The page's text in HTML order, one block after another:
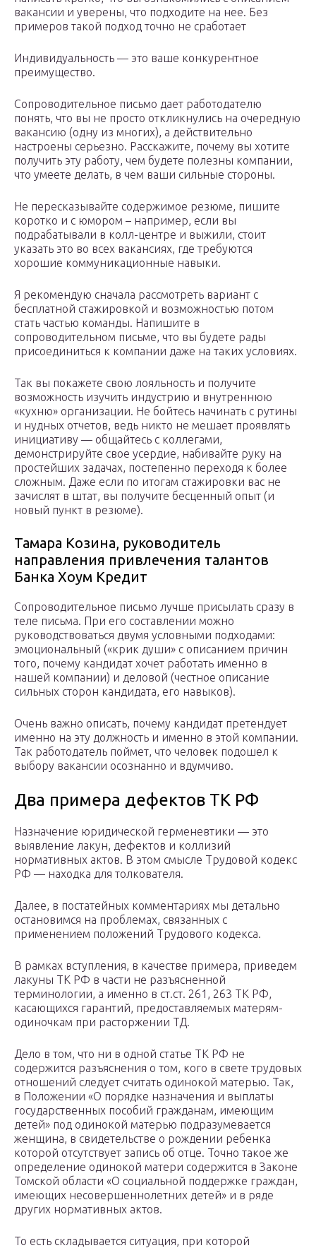
вакансии и уверены, что подходите на нее. Без
примеров такой подход точно не сработает
Индивидуальность — это ваше конкурентное
преимущество.
Сопроводительное письмо дает работодателю
понять, что вы не просто откликнулись на очередную
вакансию (одну из многих), а действительно
настроены серьезно. Расскажите, почему вы хотите
получить эту работу, чем будете полезны компании,
что умеете делать, в чем ваши сильные стороны.
Не пересказывайте содержимое резюме, пишите
коротко и с юмором – например, если вы
подрабатывали в колл-центре и выжили, стоит
указать это во всех вакансиях, где требуются
хорошие коммуникационные навыки.
Я рекомендую сначала рассмотреть вариант с
бесплатной стажировкой и возможностью потом
стать частью команды. Напишите в
сопроводительном письме, что вы будете рады
присоединиться к компании даже на таких условиях.
Так вы покажете свою лояльность и получите
возможность изучить индустрию и внутреннюю
«кухню» организации. Не бойтесь начинать с рутины
и нудных отчетов, ведь никто не мешает проявлять
инициативу — общайтесь с коллегами,
демонстрируйте свое усердие, набивайте руку на
простейших задачах, постепенно переходя к более
сложным. Даже если по итогам стажировки вас не
зачислят в штат, вы получите бесценный опыт (и
новый пункт в резюме).
Тамара Козина, руководитель
направления привлечения талантов
Банка Хоум Кредит
Сопроводительное письмо лучше присылать сразу в
теле письма. При его составлении можно
руководствоваться двумя условными подходами:
эмоциональный («крик души» с описанием причин
того, почему кандидат хочет работать именно в
нашей компании) и деловой (честное описание
сильных сторон кандидата, его навыков).
Очень важно описать, почему кандидат претендует
именно на эту должность и именно в этой компании.
Так работодатель поймет, что человек подошел к
выбору вакансии осознанно и вдумчиво.
Два примера дефектов ТК РФ
Назначение юридической герменевтики — это
выявление лакун, дефектов и коллизий
нормативных актов. В этом смысле Трудовой кодекс
РФ — находка для толкователя.
Далее, в постатейных комментариях мы детально
остановимся на проблемах, связанных с
применением положений Трудового кодекса.
В рамках вступления, в качестве примера, приведем
лакуны ТК РФ в части не разъясненной
терминологии, а именно в ст.ст. 261, 263 ТК РФ,
касающихся гарантий, предоставляемых матерям-
одиночкам при расторжении ТД.
Дело в том, что ни в одной статье ТК РФ не
содержится разъяснения о том, кого в свете трудовых
отношений следует считать одинокой матерью. Так,
в Положении «О порядке назначения и выплаты
государственных пособий гражданам, имеющим
детей» под одинокой матерью подразумевается
женщина, в свидетельстве о рождении ребенка
которой отсутствует запись об отце. Точно такое же
определение одинокой матери содержится в Законе
Томской области «О социальной поддержке граждан,
имеющих несовершеннолетних детей» и в ряде
других нормативных актов.
То есть складывается ситуация, при которой